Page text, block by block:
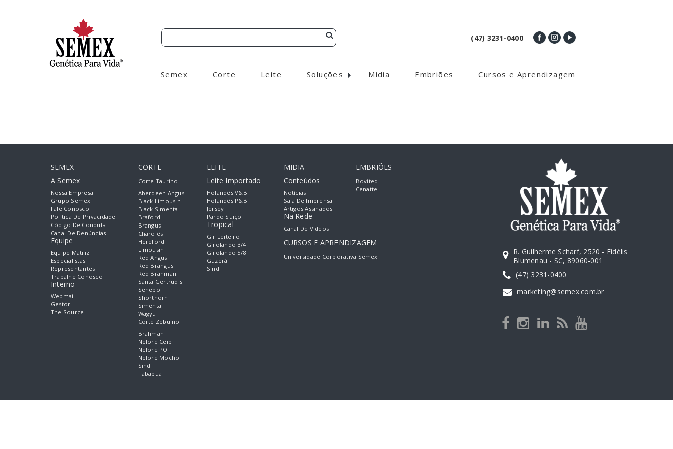
(47) 3231-0400
Semex Corte Leite Soluções Mídia Embriões Cursos e Aprendizagem
SEMEX
A Semex
Nossa Empresa
Grupo Semex
Fale Conosco
Política De Privacidade
Código De Conduta
Canal De Denúncias
Equipe
Equipe Matriz
Especialistas
Representantes
Trabalhe Conosco
Interno
Webmail
Gestor
The Source
CORTE
Corte Taurino
Aberdeen Angus
Black Limousin
Black Simental
Braford
Brangus
Charolês
Hereford
Limousin
Red Angus
Red Brangus
Red Brahman
Santa Gertrudis
Senepol
Shorthorn
Simental
Wagyu
Corte Zebuíno
Brahman
Nelore Ceip
Nelore PO
Nelore Mocho
Sindi
Tabapuã
LEITE
Leite Importado
Holandês V&B
Holandês P&B
Jersey
Pardo Suiço
Tropical
Gir Leiteiro
Girolando 3/4
Girolando 5/8
Guzerá
Sindi
MIDIA
Conteúdos
Notícias
Sala De Imprensa
Artigos Assinados
Na Rede
Canal De Vídeos
EMBRIÕES
Boviteq
Cenatte
CURSOS E APRENDIZAGEM
Universidade Corporativa Semex
R. Guilherme Scharf, 2520 - Fidélis
Blumenau - SC, 89060-001
(47) 3231-0400
marketing@semex.com.br